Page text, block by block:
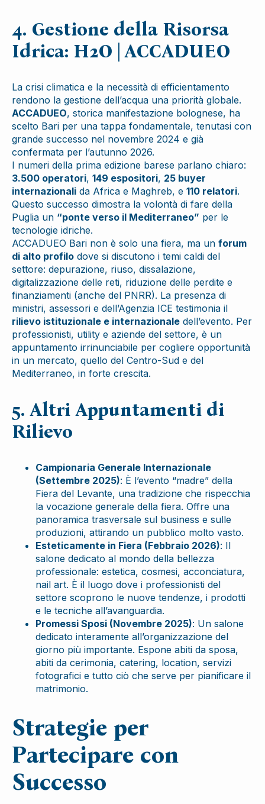
4. Gestione della Risorsa
Idrica: H2O | ACCADUEO
La crisi climatica e la necessità di efficientamento
rendono la gestione dell’acqua una priorità globale.
ACCADUEO, storica manifestazione bolognese, ha
scelto Bari per una tappa fondamentale, tenutasi con
grande successo nel novembre 2024 e già
confermata per l’autunno 2026.
I numeri della prima edizione barese parlano chiaro:
3.500 operatori, 149 espositori, 25 buyer
internazionali da Africa e Maghreb, e 110 relatori.
Questo successo dimostra la volontà di fare della
Puglia un “ponte verso il Mediterraneo” per le
tecnologie idriche.
ACCADUEO Bari non è solo una fiera, ma un forum
di alto profilo dove si discutono i temi caldi del
settore: depurazione, riuso, dissalazione,
digitalizzazione delle reti, riduzione delle perdite e
finanziamenti (anche del PNRR). La presenza di
ministri, assessori e dell’Agenzia ICE testimonia il
rilievo istituzionale e internazionale dell’evento. Per
professionisti, utility e aziende del settore, è un
appuntamento irrinunciabile per cogliere opportunità
in un mercato, quello del Centro-Sud e del
Mediterraneo, in forte crescita.
5. Altri Appuntamenti di
Rilievo
Campionaria Generale Internazionale
(Settembre 2025): È l’evento “madre” della
Fiera del Levante, una tradizione che rispecchia
la vocazione generale della fiera. Offre una
panoramica trasversale sul business e sulle
produzioni, attirando un pubblico molto vasto.
Esteticamente in Fiera (Febbraio 2026): Il
salone dedicato al mondo della bellezza
professionale: estetica, cosmesi, acconciatura,
nail art. È il luogo dove i professionisti del
settore scoprono le nuove tendenze, i prodotti
e le tecniche all’avanguardia.
Promessi Sposi (Novembre 2025): Un salone
dedicato interamente all’organizzazione del
giorno più importante. Espone abiti da sposa,
abiti da cerimonia, catering, location, servizi
fotografici e tutto ciò che serve per pianificare il
matrimonio.
Strategie per
Partecipare con
Successo